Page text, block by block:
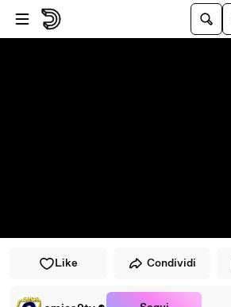
Vai al lettore
Passa al contenuto principale
Like Condividi